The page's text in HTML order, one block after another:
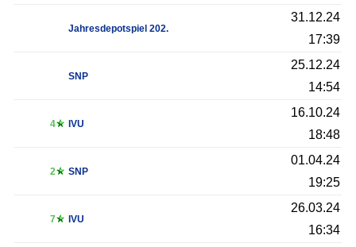
Jahresdepotspiel 202.
31.12.24
17:39
SNP
25.12.24
14:54
4 IVU
16.10.24
18:48
2 SNP
01.04.24
19:25
7 IVU
26.03.24
16:34